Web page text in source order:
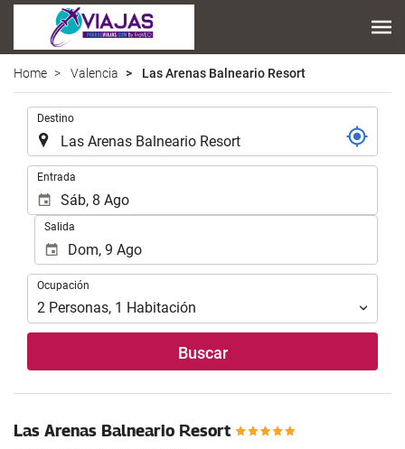
Home Valencia Las Arenas Balneario Resort
Introduzca
lugar
de
destino
en
que
realizar
búsqueda
de
Destino
Introduzca
las
fechas
inicio
fin
para
realizar
Entrada
Salida
Ocupación
Ocupación
2 Personas, 1 Habitación
Buscar
Las Arenas Balneario Resort